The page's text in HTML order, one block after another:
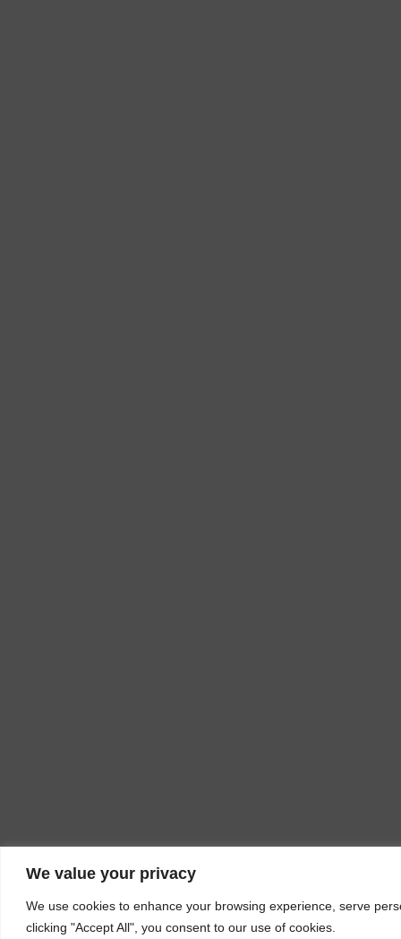
We value your privacy
We use cookies to enhance your browsing experience, serve
clicking "Accept All", you consent to our use of cookies.